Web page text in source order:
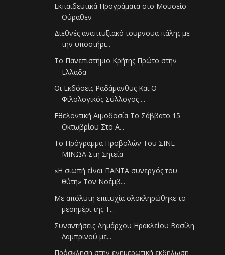
Εκπαιδευτικά Προγράματα στο Μουσείο
Θύραθεν
Διεθνές αναπτυξιακό τουρνουά πάλης με
την υποστήρι...
Το Πανεπιστήμιο Κρήτης Πρώτο στην
Ελλάδα
Οι Εκδόσεις Ραδάμανθυς Και Ο
Φιλολογικός Σύλλογος ...
Eθελοντική Αιμοδοσία Το Σάββατο 15
Οκτωβρίου Στο Α...
Το Πρόγραμμα Προβολών Του ΣΙΝΕ
ΜΙΝΩΑ Στη Σητεία
«Η σιωπή είναι ΠΑΝΤΑ συνεργός του
θύτη» Τον Νοέμβ...
Με απόλυτη επιτυχία ολοκληρώθηκε το
μεσημέρι της Τ...
Συναντήσεις Δημάρχου Ηρακλείου Βασίλη
Λαμπρινού με...
Πρόσκληση στην ενημερωτική εκδήλωση